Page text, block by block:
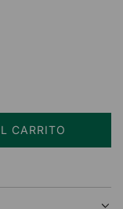
CARRITO